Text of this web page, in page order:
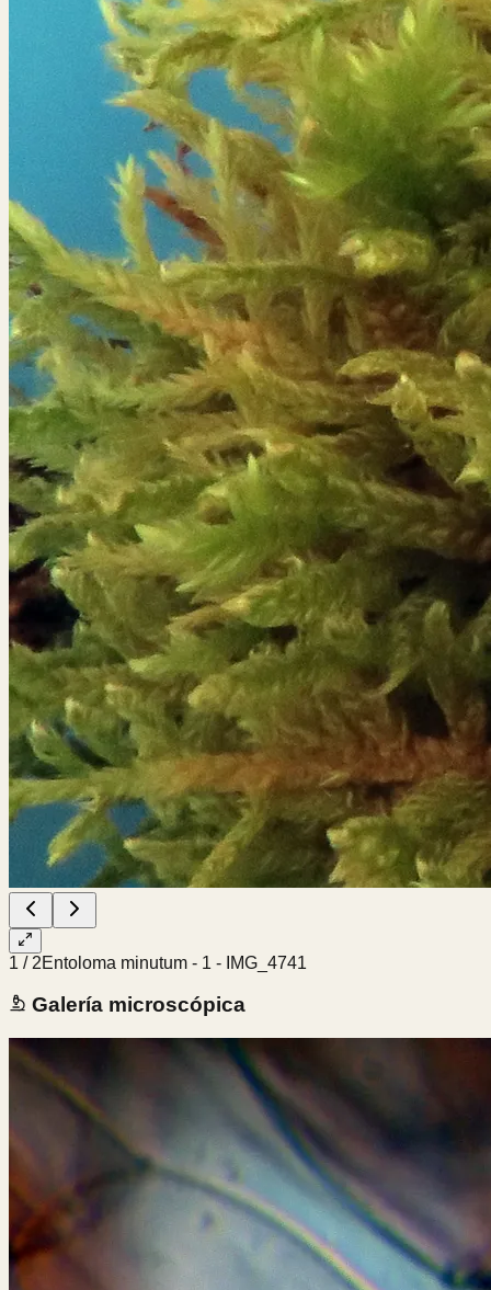
1 / 2Entoloma minutum - 1 - IMG_4741
Galería microscópica